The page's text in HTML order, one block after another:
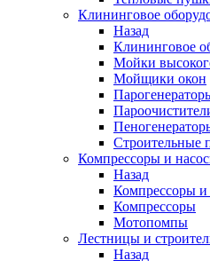
Клининговое
Назад
Клининговое
Мойки
Мойщики окон
Строительные
Компрессоры и
Назад
Компрессоры и
Компрессоры
Мотопомпы
Лестницы и
Назад